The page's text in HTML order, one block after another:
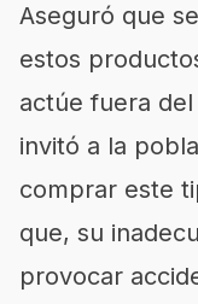
Aseguró que
estos
actúe fuera
invitó a la
comprar este
que, su
provocar